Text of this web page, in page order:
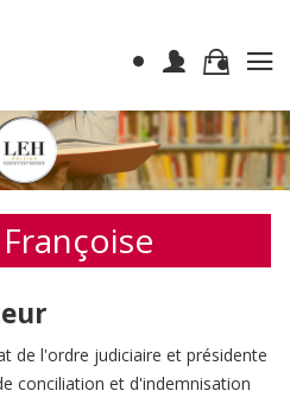
de l'ordre judiciaire et présidente
conciliation et d'indemnisation